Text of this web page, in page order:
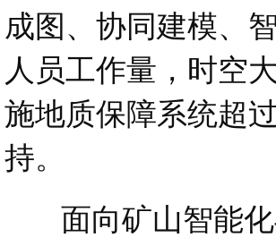
成图、协同建模、
人员工作量，时空
施地质保障系统超
持。
面向矿山智能化